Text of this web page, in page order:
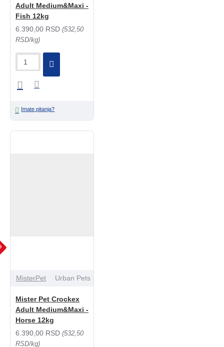
Adult Medium&Maxi -
Fish 12kg
6.390,00 RSD (532,50
RSD/kg)
Imate pitanja?
MisterPet Urban Pets
Mister Pet Crockex
Adult Medium&Maxi -
Horse 12kg
6.390,00 RSD (532,50
RSD/kg)